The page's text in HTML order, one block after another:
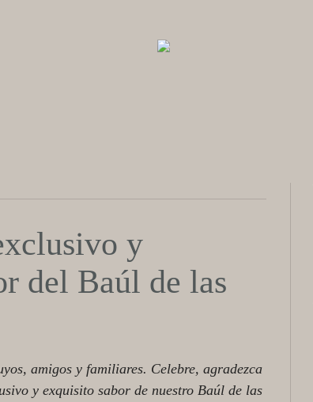
y
del Baúl de las
amigos y familiares. Celebre, agradezca
y exquisito sabor de nuestro Baúl de las